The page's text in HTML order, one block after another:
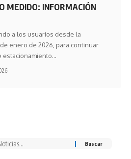
MEDIDO: INFORMACIÓN
a los usuarios desde la
enero de 2026, para continuar
estacionamiento…